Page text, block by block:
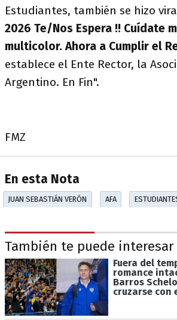
Estudiantes, también se hizo
2026 Te/Nos Espera !! Cuídate
multicolor. Ahora a Cumplir el
establece el Ente Rector, la
Argentino. En Fin".
FMZ
En esta Nota
JUAN SEBASTIÁN VERÓN AFA
También te puede interesar
Fuera del
romance
Barros
cruzarse con